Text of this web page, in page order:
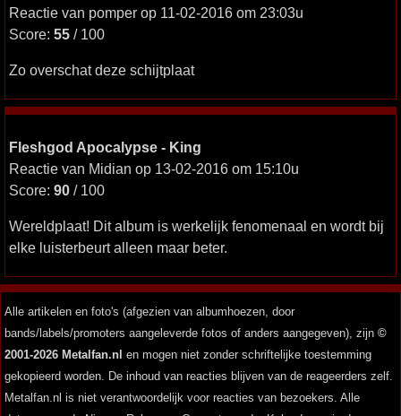
Reactie van pomper op 11-02-2016 om 23:03u
Score: 55 / 100
Zo overschat deze schijtplaat
Fleshgod Apocalypse - King
Reactie van Midian op 13-02-2016 om 15:10u
Score: 90 / 100
Wereldplaat! Dit album is werkelijk fenomenaal en wordt bij
elke luisterbeurt alleen maar beter.
Alle artikelen en foto's (afgezien van albumhoezen, door
bands/labels/promoters aangeleverde fotos of anders aangegeven), zijn ©
2001-2026 Metalfan.nl en mogen niet zonder schriftelijke toestemming
gekopieerd worden. De inhoud van reacties blijven van de reageerders zelf.
Metalfan.nl is niet verantwoordelijk voor reacties van bezoekers. Alle